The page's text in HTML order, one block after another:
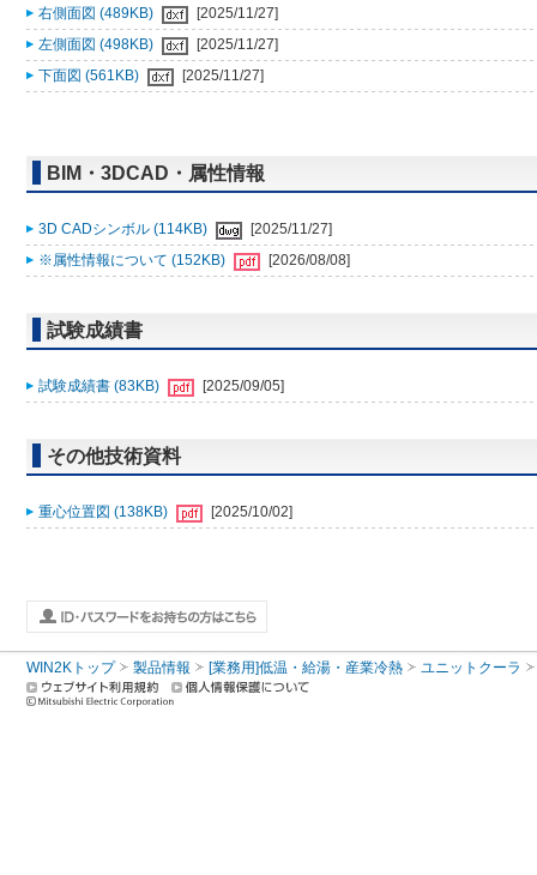
右側面図 (489KB)
[2025/11/27]
左側面図 (498KB)
[2025/11/27]
下面図 (561KB)
[2025/11/27]
BIM・3DCAD・属性情報
3D CADシンボル (114KB)
[2025/11/27]
※属性情報について (152KB)
[2026/08/08]
試験成績書
試験成績書 (83KB) [2025/09/05]
その他技術資料
重心位置図 (138KB) [2025/10/02]
WIN2Kトップ 製品情報 [業務用]低温・給湯・産業冷熱 ユニットクーラ